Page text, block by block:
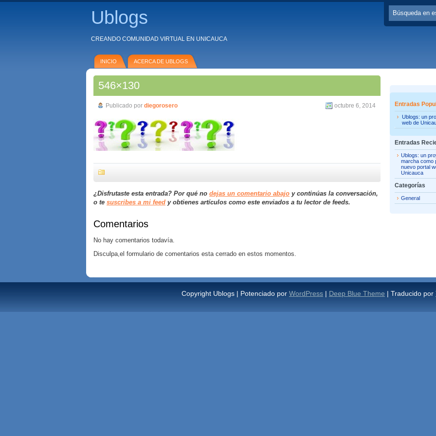
Ublogs
CREANDO COMUNIDAD VIRTUAL EN UNICAUCA
INICIO ACERCA DE UBLOGS
546×130
Publicado por diegorosero octubre 6, 2014
¿Disfrutaste esta entrada? Por qué no dejas un comentario abajo y continúas la conversación,
o te suscribes a mi feed y obtienes artículos como este enviados a tu lector de feeds.
Comentarios
No hay comentarios todavía.
Disculpa,el formulario de comentarios esta cerrado en estos momentos.
Entradas
Ublogs: un
web de
Entradas
Ublogs: un
marcha como
nuevo portal
Unicauca
Categorías
General
Copyright Ublogs | Potenciado por WordPress | Deep Blue Theme | Traducido por